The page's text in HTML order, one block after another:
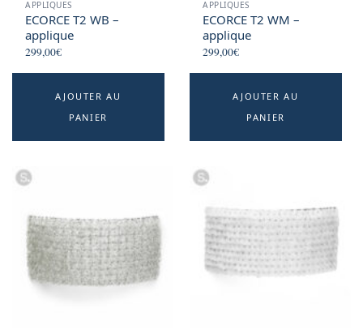
APPLIQUES
ECORCE T2 WB –
applique
299,00€
AJOUTER AU
PANIER
APPLIQUES
ECORCE T2 WM –
applique
299,00€
AJOUTER AU
PANIER